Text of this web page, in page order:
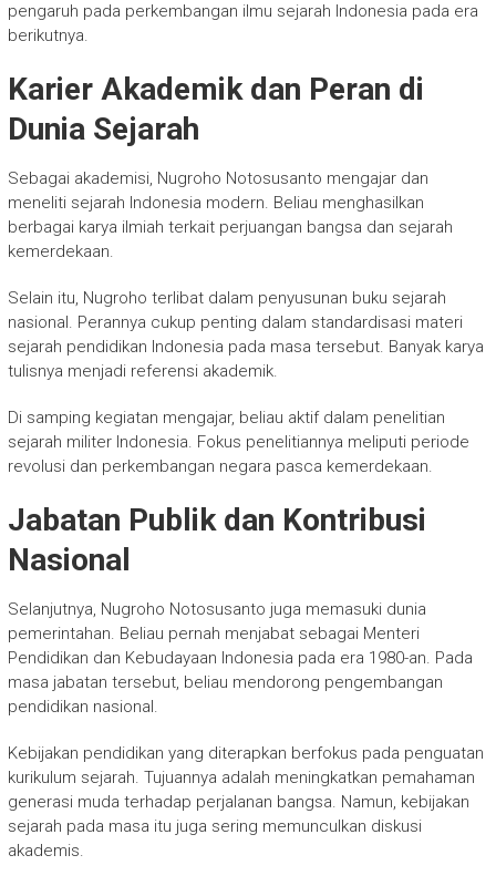
pengaruh pada perkembangan ilmu sejarah Indonesia pada era
berikutnya.
Karier Akademik dan Peran di
Dunia Sejarah
Sebagai akademisi, Nugroho Notosusanto mengajar dan
meneliti sejarah Indonesia modern. Beliau menghasilkan
berbagai karya ilmiah terkait perjuangan bangsa dan sejarah
kemerdekaan.
Selain itu, Nugroho terlibat dalam penyusunan buku sejarah
nasional. Perannya cukup penting dalam standardisasi materi
sejarah pendidikan Indonesia pada masa tersebut. Banyak karya
tulisnya menjadi referensi akademik.
Di samping kegiatan mengajar, beliau aktif dalam penelitian
sejarah militer Indonesia. Fokus penelitiannya meliputi periode
revolusi dan perkembangan negara pasca kemerdekaan.
Jabatan Publik dan Kontribusi
Nasional
Selanjutnya, Nugroho Notosusanto juga memasuki dunia
pemerintahan. Beliau pernah menjabat sebagai Menteri
Pendidikan dan Kebudayaan Indonesia pada era 1980-an. Pada
masa jabatan tersebut, beliau mendorong pengembangan
pendidikan nasional.
Kebijakan pendidikan yang diterapkan berfokus pada penguatan
kurikulum sejarah. Tujuannya adalah meningkatkan pemahaman
generasi muda terhadap perjalanan bangsa. Namun, kebijakan
sejarah pada masa itu juga sering memunculkan diskusi
akademis.